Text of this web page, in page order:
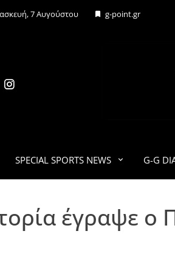
7 Αυγούστου g-point.gr
SPECIAL SPORTS NEWS G-G
έγραψε ο